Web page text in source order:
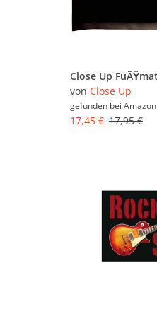
von Close Up
gefunden bei Amazon
17,45 € 17,95 €